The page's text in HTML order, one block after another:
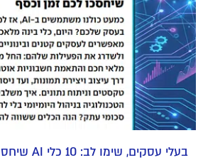
בעלי עסקים, שימו לב: 10 כלי AI שיחסכו לכם זמן וכסף